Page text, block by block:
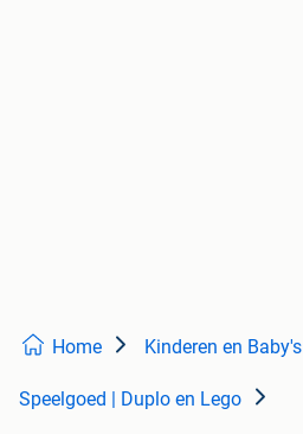
Home Kinderen en Baby's
Speelgoed | Duplo en Lego